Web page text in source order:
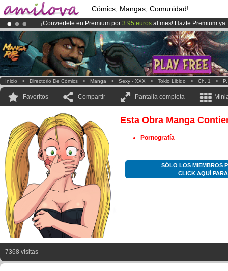
Cómics, Mangas, Comunidad!
¡Conviertete en Premium por 3.95 euros al mes! Hazte Premium ya
¡El Kickstarter Amilova está desormado lanzado!.
¡Ya tenemos 100000miembrosy 1000 Cómics y Mangas!.
Inicio > Directorio De Cómics > Manga > Sexy - XXX > Tokio Libido > Ch. 1 >
Favoritos Compartir Pantalla completa
Esta Obra Manga
Pornografía
SÓLO LOS MIEMBROS
CLICK AQUÍ
7368 visitas